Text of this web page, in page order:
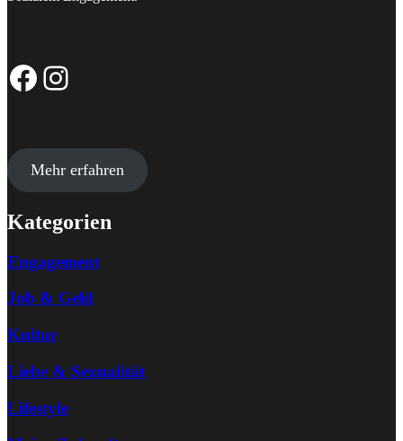
Facebook-SeiteInstagram-Profil
Mehr erfahren
Kategorien
Engagement
Job & Geld
Kultur
Liebe & Sexualität
Lifestyle